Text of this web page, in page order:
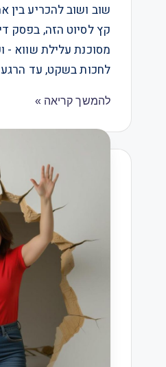
שוב ושוב להכריע בין
קץ לסיוט הזה, בפסק
מסוכנת עלילת שווא -
לחכות בשקט, עד
להמשך קריאה »